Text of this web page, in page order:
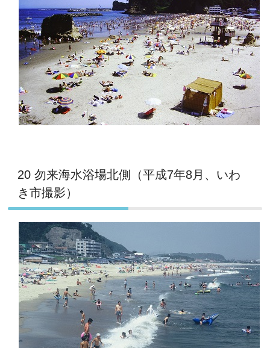
20 勿来海水浴場北側（平成7年8月、いわ
き市撮影）